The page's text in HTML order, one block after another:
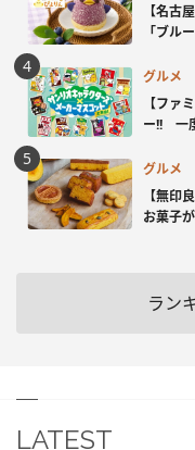
【名古
「ブル
グルメ
【ファ
ー!! 一
グルメ
【無印
お菓子
ラン
LATEST